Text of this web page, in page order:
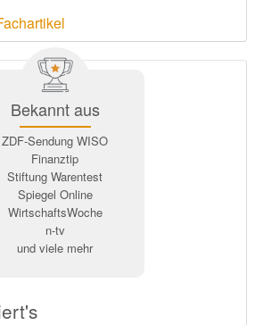
Bekannt aus
ZDF-Sendung WISO
Finanztip
Stiftung Warentest
Spiegel Online
WirtschaftsWoche
n-tv
und viele mehr